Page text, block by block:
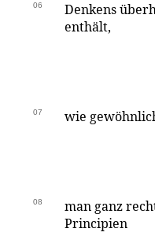
06
Denkens
enthält,
07 wie
08
man ganz
Principien